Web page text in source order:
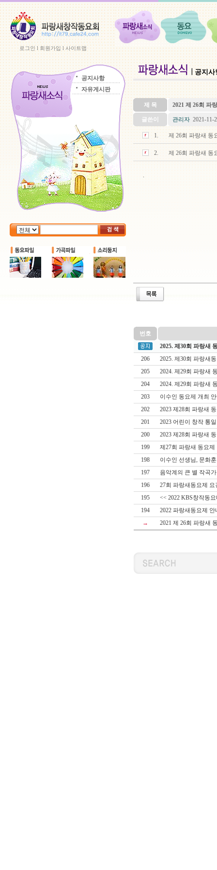
로그인l 회원가입l사이트맵
공지사항
자유게시판
공지사
제 목 2021 제 26회 파
글쓴이 관리자 2021-11-
1. 제 26회 파랑새 동
2. 제 26회 파랑새 동
.
번호
2025. 제30회 파랑새
206
2025. 제30회 파랑새
205
2024. 제29회 파랑새
204
2024. 제29회 파랑새
203
이수인 동요제 개최
202
2023 제28회 파랑새
201
2023 어린이 창작 통
200
2023 제28회 파랑새
199
제27회 파랑새 동요제
198
이수인 선생님, 문화
197
음악계의 큰 별 작곡
196
27회 파랑새동요제 요
195
<< 2022 KBS창작동
194
2022 파랑새동요제
→
2021 제 26회 파랑새